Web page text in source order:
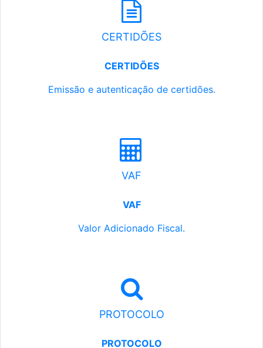
CERTIDÕES
CERTIDÕES
Emissão e autenticação de certidões.
VAF
VAF
Valor Adicionado Fiscal.
PROTOCOLO
PROTOCOLO